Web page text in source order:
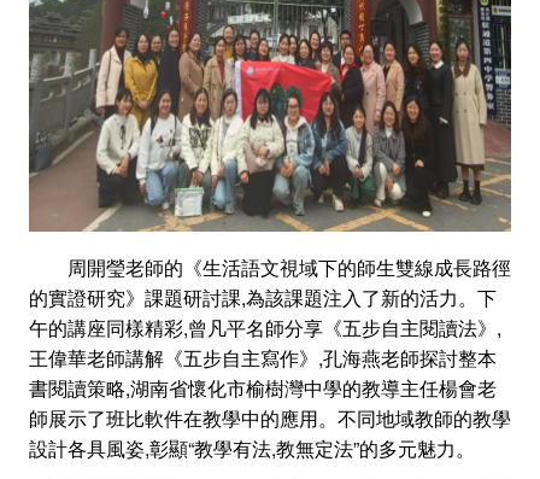
周開瑩老師的《生活語文視域下的師生雙線成長路徑
的實證研究》課題研討課,為該課題注入了新的活力。下
午的講座同樣精彩,曾凡平名師分享《五步自主閱讀法》,
王偉華老師講解《五步自主寫作》,孔海燕老師探討整本
書閱讀策略,湖南省懷化市榆樹灣中學的教導主任楊會老
師展示了班比軟件在教學中的應用。不同地域教師的教學
設計各具風姿,彰顯“教學有法,教無定法”的多元魅力。